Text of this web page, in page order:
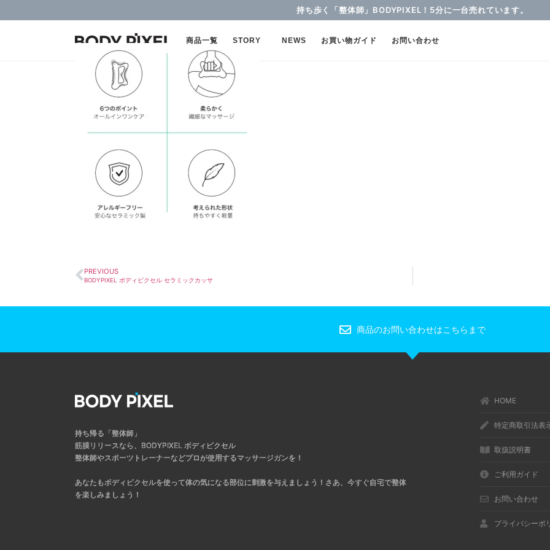
持ち歩く「整体師」BODYPIXEL！5分に一台売れています。
商品一覧 STORY NEWS お買い物ガイド お問い合わせ
PREVIOUS
BODYPIXEL ボディピクセル セラミックカッサ
商品のお問い合わせはこちらまで
持ち帰る「整体師」
筋膜リリースなら、BODYPIXEL ボディピクセル
整体師やスポーツトレーナーなどプロが使用するマッサージガンを！
あなたもボディピクセルを使って体の気になる部位に刺激を与えましょう！さあ、今すぐ自宅で整体
を楽しみましょう！
HOME
特定商取引法表
取扱説明書
ご利用ガイド
お問い合わせ
プライバシーポ